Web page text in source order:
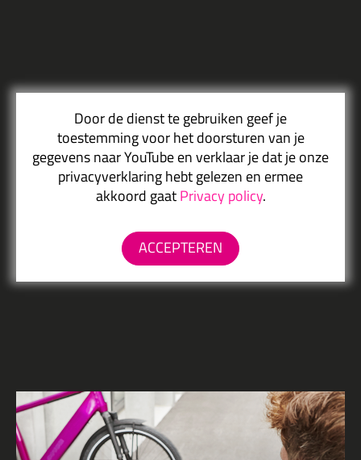
Door de dienst te gebruiken geef je
toestemming voor het doorsturen van je
gegevens naar YouTube en verklaar je dat je onze
privacyverklaring hebt gelezen en ermee
akkoord gaatPrivacy policy.
ACCEPTEREN